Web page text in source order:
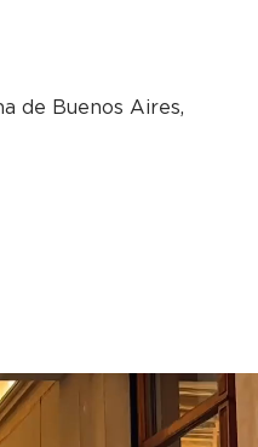
de Buenos Aires,